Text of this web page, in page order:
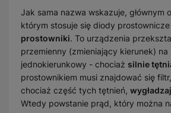
Jak sama nazwa wskazuje, głównym
którym stosuje się diody prostownicze
prostowniki. To urządzenia
przemienny (zmieniający kierunek) na
jednokierunkowy - chociaż silnie
prostownikiem musi znajdować się
chociaż część tych tętnień,
Wtedy powstanie prąd, który można